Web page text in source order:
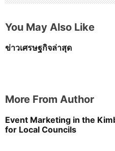
You May Also Like
ข่าวเศรษฐกิจล่าสุด
More From Author
Event Marketing in the
for Local Councils